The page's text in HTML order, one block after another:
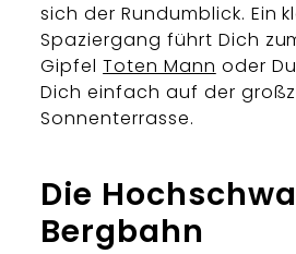
sich der Rundumblick. Ein
Spaziergang führt Dich
GipfelToten Mann oder
Dich einfach auf der
Sonnenterrasse.
Die
Bergbahn